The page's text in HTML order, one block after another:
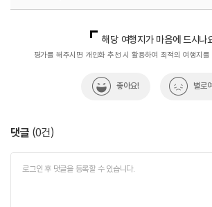
해당 여행지가 마음에 드시나
평가를 해주시면 개인화 추천 시 활용하여 최적의 여행지를
좋아요! 별로
댓글 (0건)